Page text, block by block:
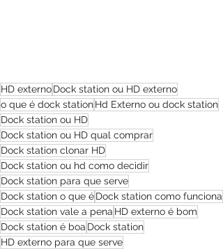
HD externoDock station ou HD externo
o que é dock stationHd Externo ou dock station
Dock station ou HD
Dock station ou HD qual comprar
Dock station clonar HD
Dock station ou hd como decidir
Dock station para que serve
Dock station o que éDock station como funciona
Dock station vale a pena HD externo é bom
Dock station é boa Dock station
HD externo para que serve